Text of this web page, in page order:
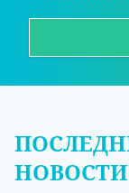
НОВОСТИ